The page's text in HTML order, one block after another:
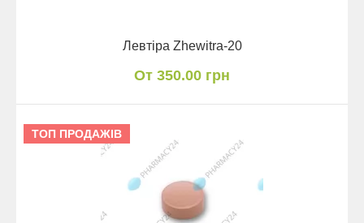
Левтіра Zhewitra-20
От 350.00 грн
ТОП ПРОДАЖІВ